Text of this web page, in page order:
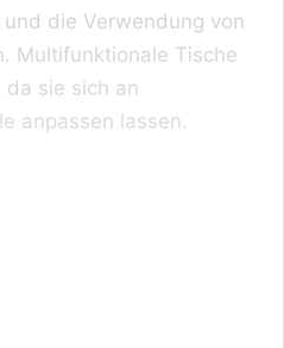
und die Verwendung von
Multifunktionale Tische
sie sich an
anpassen lassen.